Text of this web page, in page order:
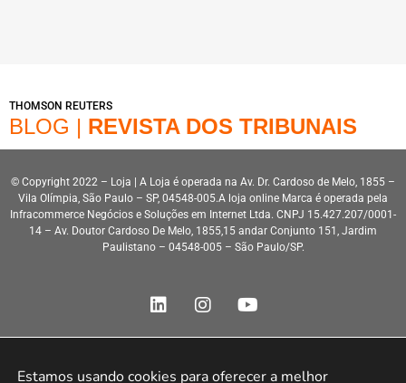
THOMSON REUTERS
BLOG | REVISTA DOS TRIBUNAIS
© Copyright 2022 – Loja | A Loja é operada na Av. Dr. Cardoso de Melo, 1855 –
Vila Olímpia, São Paulo – SP, 04548-005.A loja online Marca é operada pela
Infracommerce Negócios e Soluções em Internet Ltda. CNPJ 15.427.207/0001-
14 – Av. Doutor Cardoso De Melo, 1855,15 andar Conjunto 151, Jardim
Paulistano – 04548-005 – São Paulo/SP.
Estamos usando cookies para oferecer a melhor